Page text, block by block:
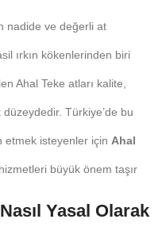
nadide ve değerli at
ırkın kökenlerinden biri
Ahal Teke atları kalite,
düzeydedir. Türkiye’de bu
etmek isteyenler için Ahal
hizmetleri büyük önem taşır.
Yasal Olarak